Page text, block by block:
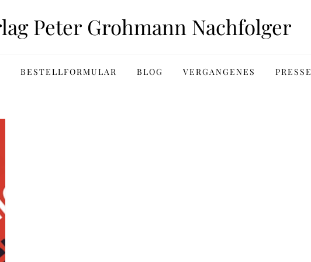
Peter Grohmann Nachfolger
BESTELLFORMULAR BLOG VERGANGENES PRESSE